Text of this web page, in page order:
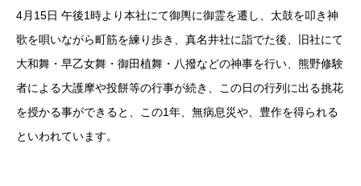
4月15日 午後1時より本社にて御輿に御霊を遷し、太鼓を叩き神
歌を唄いながら町筋を練り歩き、真名井社に詣でた後、旧社にて
大和舞・早乙女舞・御田植舞・八撥などの神事を行い、熊野修験
者による大護摩や投餅等の行事が続き、この日の行列に出る挑花
を授かる事ができると、この1年、無病息災や、豊作を得られる
といわれています。